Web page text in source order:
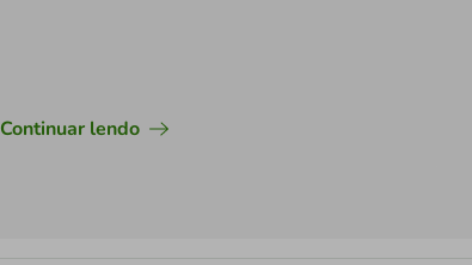
Continuar lendo